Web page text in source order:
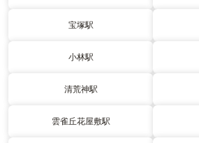
宝塚駅
小林駅
清荒神駅
雲雀丘花屋敷駅